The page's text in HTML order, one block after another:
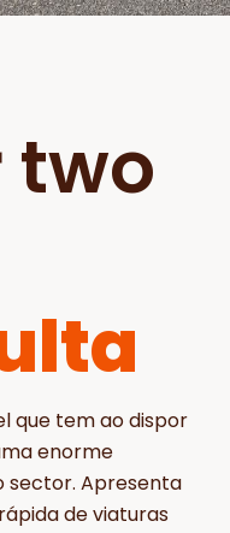
two
que tem ao dispor
enorme
sector. Apresenta
de viaturas